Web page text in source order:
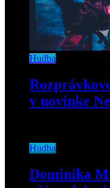
Hudba
v novinke
Hudba
Dominika